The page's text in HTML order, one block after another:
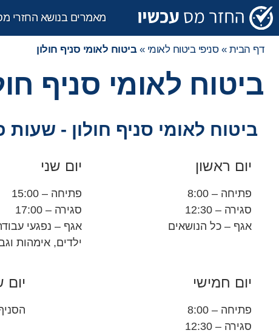
מאמרים בנושא החזרי
דף הבית »סניפי ביטוח לאומי »ביטוח לאומי סניף חולון
ביטוח לאומי סניף
ביטוח לאומי סניף חולון - שעות
יום ראשון
פתיחה – 8:00
סגירה – 12:30
אגף – כל הנושאים
יום שני
פתיחה – 15:00
סגירה – 17:00
אגף – נפגעי
ילדים, אימהות
יום חמישי
פתיחה – 8:00
סגירה – 12:30
יום